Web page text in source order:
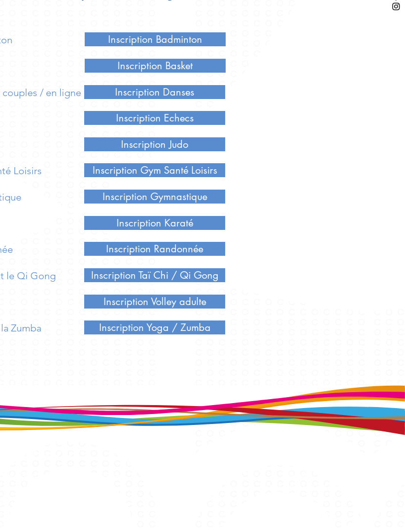
Inscription Badminton
Inscription Basket
couples / en ligne Inscription Danses
Inscription Echecs
Inscription Judo
Loisirs Inscription Gym Santé Loisirs
Inscription Gymnastique
Inscription Karaté
Inscription Randonnée
le Qi Gong Inscription Taï Chi / Qi Gong
Inscription Volley adulte
Zumba Inscription Yoga / Zumba